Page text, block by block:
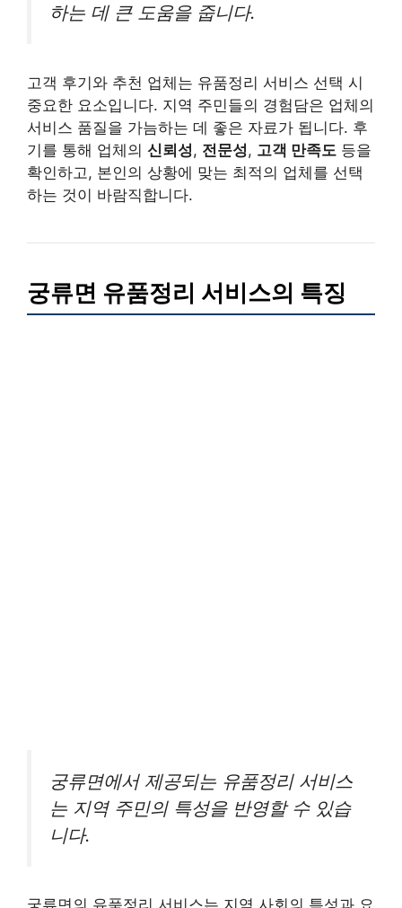
하는 데 큰 도움을 줍니다.
고객 후기와 추천 업체는 유품정리 서비스 선택 시
중요한 요소입니다. 지역 주민들의 경험담은 업체의
서비스 품질을 가늠하는 데 좋은 자료가 됩니다. 후
기를 통해 업체의 신뢰성, 전문성, 고객 만족도 등을
확인하고, 본인의 상황에 맞는 최적의 업체를 선택
하는 것이 바람직합니다.
궁류면 유품정리 서비스의 특징
궁류면에서 제공되는 유품정리 서비스
는 지역 주민의 특성을 반영할 수 있습
니다.